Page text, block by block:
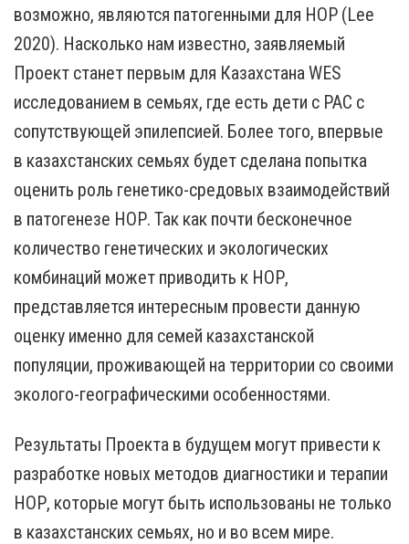
возможно, являются патогенными для НОР (Lee
2020). Насколько нам известно, заявляемый
Проект станет первым для Казахстана WES
исследованием в семьях, где есть дети с РАС с
сопутствующей эпилепсией. Более того, впервые
в казахстанских семьях будет сделана попытка
оценить роль генетико-средовых взаимодействий
в патогенезе НОР. Так как почти бесконечное
количество генетических и экологических
комбинаций может приводить к НОР,
представляется интересным провести данную
оценку именно для семей казахстанской
популяции, проживающей на территории со своими
эколого-географическими особенностями.
Результаты Проекта в будущем могут привести к
разработке новых методов диагностики и терапии
НОР, которые могут быть использованы не только
в казахстанских семьях, но и во всем мире.